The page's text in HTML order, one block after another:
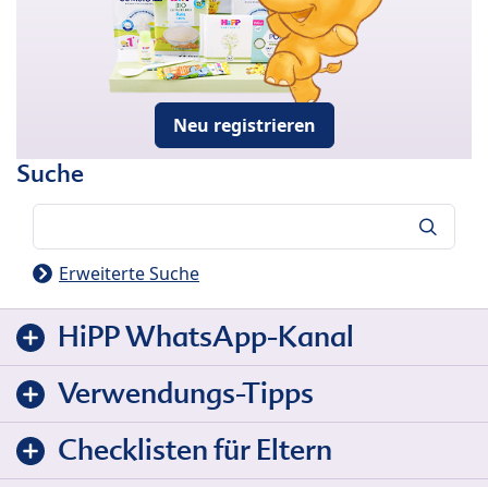
Neu registrieren
Suche
Erweiterte Suche
HiPP WhatsApp-Kanal
Verwendungs-Tipps
Checklisten für Eltern